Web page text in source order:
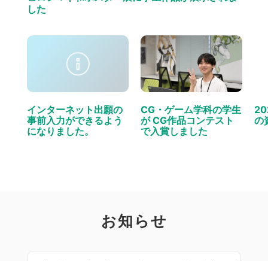
した
インターネット出願の
事前入力ができるよう
になりました。
CG・ゲーム学科の学生
が CG作品コンテスト
で入賞しました
の
お知らせ